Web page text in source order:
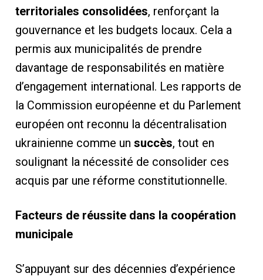
territoriales consolidées, renforçant la
gouvernance et les budgets locaux. Cela a
permis aux municipalités de prendre
davantage de responsabilités en matière
d’engagement international. Les rapports de
la Commission européenne et du Parlement
européen ont reconnu la décentralisation
ukrainienne comme un succès, tout en
soulignant la nécessité de consolider ces
acquis par une réforme constitutionnelle.
Facteurs de réussite dans la coopération
municipale
S’appuyant sur des décennies d’expérience